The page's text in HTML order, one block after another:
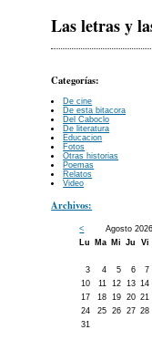
Las letras y
Categorías:
De cine
De esta bitacora
Del Caboclo
De literatura
Educacion
Fotos
Otras historias
Poemas
Relatos
Video
Archivos:
<
Agosto 2026
Lu
Ma Mi Ju Vi
3
4 5 6 7
10
11 12 13 14
17
18 19 20 21
24
25 26 27 28
31